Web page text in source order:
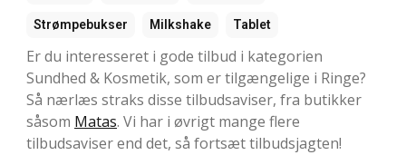
Strømpebukser Milkshake Tablet
Er du interesseret i gode tilbud i kategorien
Sundhed & Kosmetik, som er tilgængelige i Ringe?
Så nærlæs straks disse tilbudsaviser, fra butikker
såsom Matas. Vi har i øvrigt mange flere
tilbudsaviser end det, så fortsæt tilbudsjagten!